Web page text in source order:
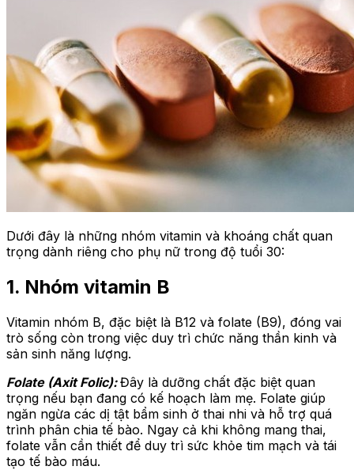
Dưới đây là những nhóm vitamin và khoáng chất quan
trọng dành riêng cho phụ nữ trong độ tuổi 30:
1. Nhóm vitamin B
Vitamin nhóm B, đặc biệt là B12 và folate (B9), đóng vai
trò sống còn trong việc duy trì chức năng thần kinh và
sản sinh năng lượng.
Folate (Axit Folic):Đây là dưỡng chất đặc biệt quan
trọng nếu bạn đang có kế hoạch làm mẹ. Folate giúp
ngăn ngừa các dị tật bẩm sinh ở thai nhi và hỗ trợ quá
trình phân chia tế bào. Ngay cả khi không mang thai,
folate vẫn cần thiết để duy trì sức khỏe tim mạch và tái
tạo tế bào máu.